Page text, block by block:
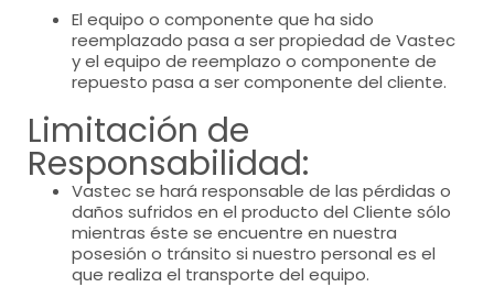
El equipo o componente que ha sido
reemplazado pasa a ser propiedad de Vastec
y el equipo de reemplazo o componente de
repuesto pasa a ser componente del cliente.
Limitación de
Responsabilidad:
Vastec se hará responsable de las pérdidas o
daños sufridos en el producto del Cliente sólo
mientras éste se encuentre en nuestra
posesión o tránsito si nuestro personal es el
que realiza el transporte del equipo.